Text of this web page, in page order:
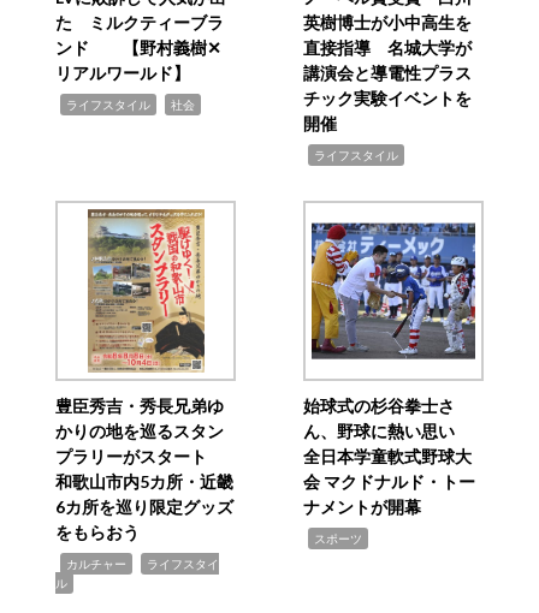
た ミルクティーブラ
ンド 【野村義樹✕
リアルワールド】
ライフスタイル 社会
英樹博士が小中高生を
直接指導 名城大学が
講演会と導電性プラス
チック実験イベントを
開催
ライフスタイル
豊臣秀吉・秀長兄弟ゆ
かりの地を巡るスタン
プラリーがスタート
和歌山市内5カ所・近畿
6カ所を巡り限定グッズ
をもらおう
カルチャー
ライフスタイ
ル
始球式の杉谷拳士さ
ん、野球に熱い思い
全日本学童軟式野球大
会 マクドナルド・トー
ナメントが開幕
スポーツ